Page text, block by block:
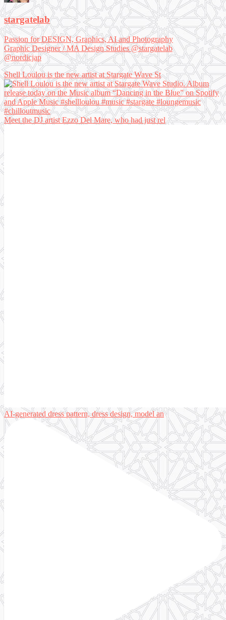
stargatelab
Passion for DESIGN, Graphics, AI and Photography
Graphic Designer / MA Design Studies @stargatelab
@nordicjap
Shell Loulou is the new artist at Stargate Wave St
Meet the DJ artist Ezzo Del Mare, who had just rel
AI-generated dress pattern, dress design, model an